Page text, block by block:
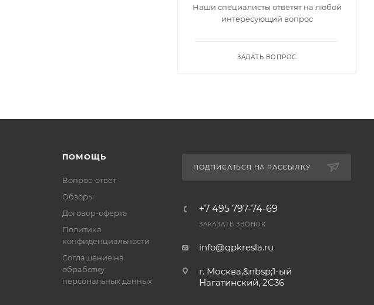
Наши специалисты ответят на любой
интересующий вопрос
ЗАДАТЬ ВОПРОС
ПОМОЩЬ
Вопрос-ответ
Обзоры
Договор-оферта
Политика
конфиденциальности
Соглашение на
обработку
персональных данных
ПОДПИСАТЬСЯ НА РАССЫЛКУ
+7 495 797-74-69
ЗАКАЗАТЬ ЗВОНОК
info@qpkresla.ru
г. Москва,&nbsp;1-ый
Нагатинский, 2C36